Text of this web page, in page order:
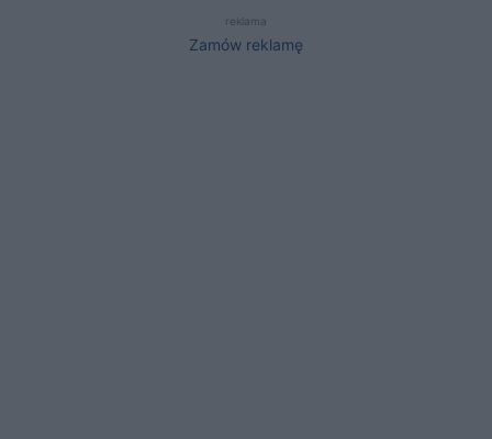
reklama
Zamów reklamę